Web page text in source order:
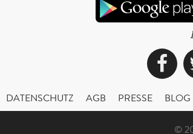
DATENSCHUTZ AGB PRESSE BLOG
©